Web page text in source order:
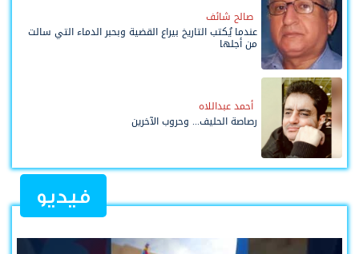
صالح شائف
عندما يُكتب التاريخ بيراع القضية وبحبر الدماء التي سالت
من أجلها
أحمد عبداللاه
رصاصة الحليف... وحروب الآخرين
فيديو